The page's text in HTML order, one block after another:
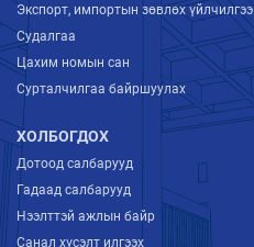
Экспорт, импортын зөвлөх үйлчилгээ
Судалгаа
Цахим номын сан
Сурталчилгаа байршуулах
ХОЛБОГДОХ
Дотоод салбарууд
Гадаад салбарууд
Нээлттэй ажлын байр
Санал хүсэлт илгээх